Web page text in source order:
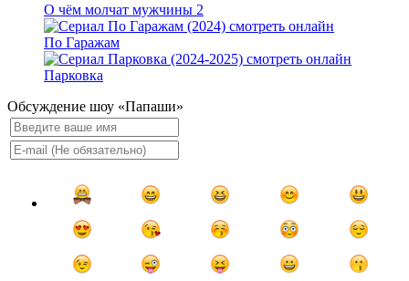
О чём молчат мужчины 2
По Гаражам
Парковка
Обсуждение шоу «Папаши»